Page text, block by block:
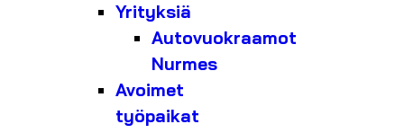
Yrityksiä
Autovuokraamot
Nurmes
Avoimet
työpaikat